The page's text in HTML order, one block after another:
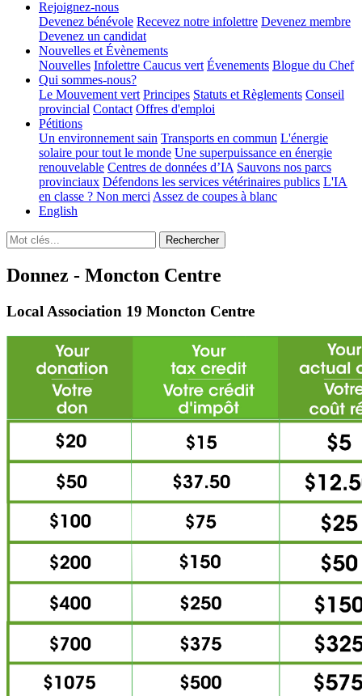
Rejoignez-nous
Devenez bénévole Recevez notre infolettre Devenez membre
Devenez un candidat
Nouvelles et Évènements
Nouvelles Infolettre Caucus vert Évenements Blogue du Chef
Qui sommes-nous?
Le Mouvement vert Principes Statuts et Règlements Conseil
provincial Contact Offres d'emploi
Pétitions
Un environnement sain Transports en commun L'énergie
solaire pour tout le monde Une superpuissance en énergie
renouvelable Centres de données d’IA Sauvons nos parcs
provinciaux Défendons les services vétérinaires publics L'IA
en classe ? Non merci Assez de coupes à blanc
English
Donnez - Moncton Centre
Local Association 19 Moncton Centre